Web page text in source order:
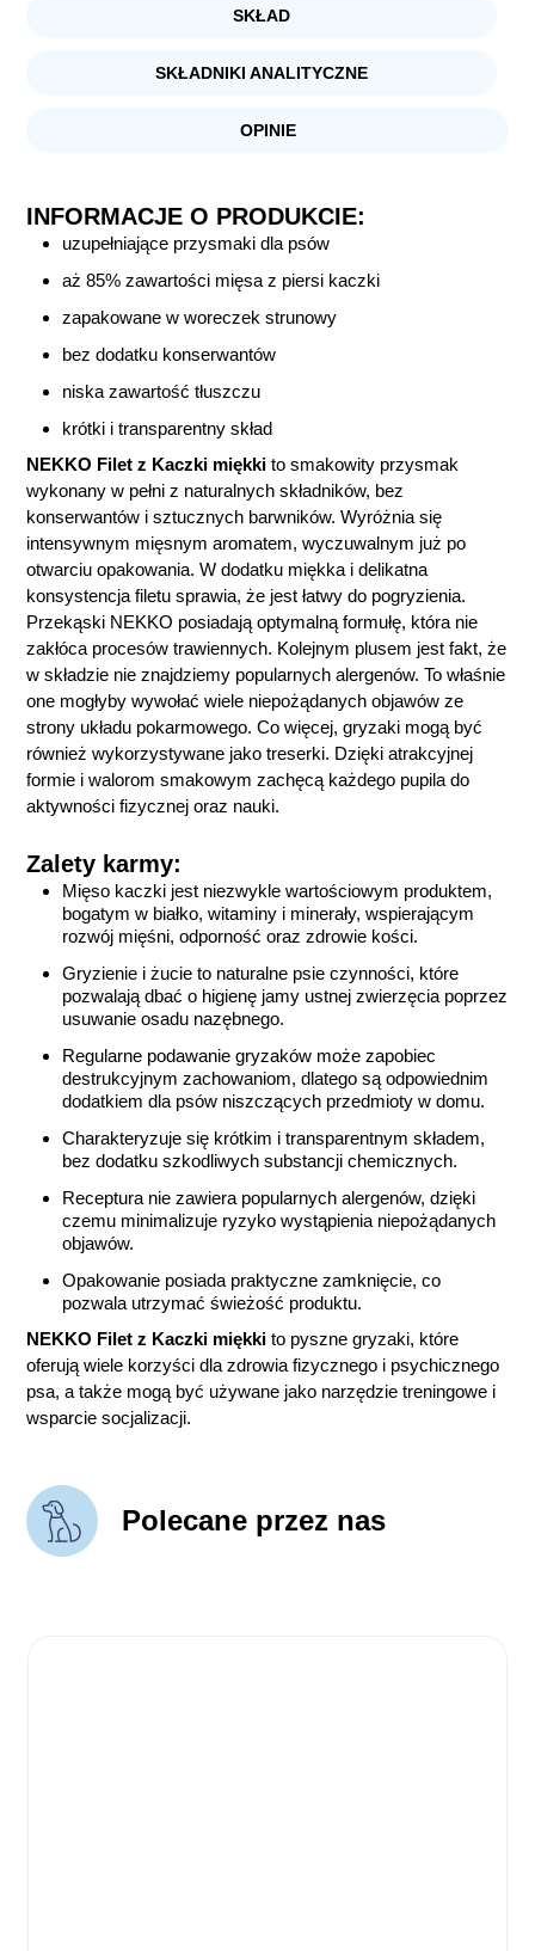
SKŁAD
SKŁADNIKI ANALITYCZNE
OPINIE
INFORMACJE O PRODUKCIE:
uzupełniające przysmaki dla psów
aż 85% zawartości mięsa z piersi kaczki
zapakowane w woreczek strunowy
bez dodatku konserwantów
niska zawartość tłuszczu
krótki i transparentny skład
NEKKO Filet z Kaczki miękki to smakowity przysmak
wykonany w pełni z naturalnych składników, bez
konserwantów i sztucznych barwników. Wyróżnia się
intensywnym mięsnym aromatem, wyczuwalnym już po
otwarciu opakowania. W dodatku miękka i delikatna
konsystencja filetu sprawia, że jest łatwy do pogryzienia.
Przekąski NEKKO posiadają optymalną formułę, która nie
zakłóca procesów trawiennych. Kolejnym plusem jest fakt, że
w składzie nie znajdziemy popularnych alergenów. To właśnie
one mogłyby wywołać wiele niepożądanych objawów ze
strony układu pokarmowego. Co więcej, gryzaki mogą być
również wykorzystywane jako treserki. Dzięki atrakcyjnej
formie i walorom smakowym zachęcą każdego pupila do
aktywności fizycznej oraz nauki.
Zalety karmy:
Mięso kaczki jest niezwykle wartościowym produktem,
bogatym w białko, witaminy i minerały, wspierającym
rozwój mięśni, odporność oraz zdrowie kości.
Gryzienie i żucie to naturalne psie czynności, które
pozwalają dbać o higienę jamy ustnej zwierzęcia poprzez
usuwanie osadu nazębnego.
Regularne podawanie gryzaków może zapobiec
destrukcyjnym zachowaniom, dlatego są odpowiednim
dodatkiem dla psów niszczących przedmioty w domu.
Charakteryzuje się krótkim i transparentnym składem,
bez dodatku szkodliwych substancji chemicznych.
Receptura nie zawiera popularnych alergenów, dzięki
czemu minimalizuje ryzyko wystąpienia niepożądanych
objawów.
Opakowanie posiada praktyczne zamknięcie, co
pozwala utrzymać świeżość produktu.
NEKKO Filet z Kaczki miękki to pyszne gryzaki, które
oferują wiele korzyści dla zdrowia fizycznego i psychicznego
psa, a także mogą być używane jako narzędzie treningowe i
wsparcie socjalizacji.
Polecane przez nas